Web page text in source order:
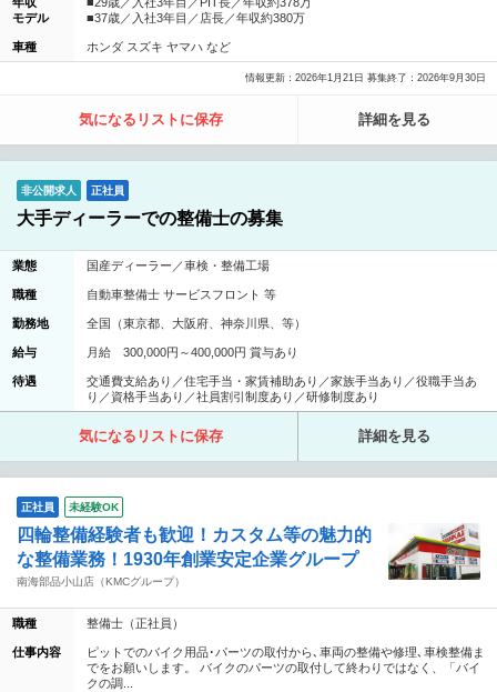
モデル
■37歳／入社3年目／店長／年収約380万
車種 ホンダ スズキ ヤマハ など
情報更新：2026年1月21日 募集終了：2026年9月30日
気になるリストに保存 詳細を見る
非公開求人 正社員
大手ディーラーでの整備士の募集
業態 国産ディーラー／車検・整備工場
職種 自動車整備士 サービスフロント 等
勤務地 全国（東京都、大阪府、神奈川県、等）
給与 月給 300,000円～400,000円 賞与あり
待遇
交通費支給あり／住宅手当・家賃補助あり／家族手当あり／役職手当あ
り／資格手当あり／社員割引制度あり／研修制度あり
気になるリストに保存 詳細を見る
正社員 未経験OK
四輪整備経験者も歓迎！カスタム等の魅力的
な整備業務！1930年創業安定企業グループ
南海部品小山店（KMCグループ）
職種 整備士（正社員）
仕事内容
ピットでのバイク用品･パーツの取付から､車両の整備や修理､車検整備ま
でをお願いします。 バイクのパーツの取付して終わりではなく、「バイ
クの調...